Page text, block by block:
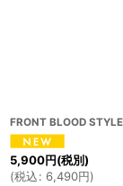
FRONT BLOOD
5,900円(税別)
(税込: 6,490円)